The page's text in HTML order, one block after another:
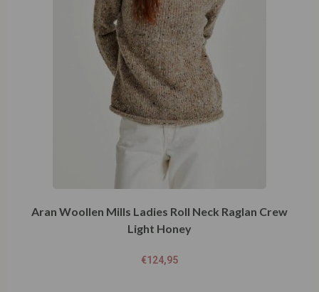
Aran Woollen Mills Ladies Roll Neck Raglan Crew
Light Honey
€124,95